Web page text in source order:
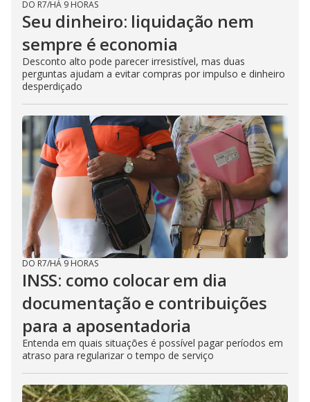
DO R7/HÁ 9 HORAS
Seu dinheiro: liquidação nem
sempre é economia
Desconto alto pode parecer irresistível, mas duas
perguntas ajudam a evitar compras por impulso e dinheiro
desperdiçado
DO R7/HÁ 9 HORAS
INSS: como colocar em dia
documentação e contribuições
para a aposentadoria
Entenda em quais situações é possível pagar períodos em
atraso para regularizar o tempo de serviço